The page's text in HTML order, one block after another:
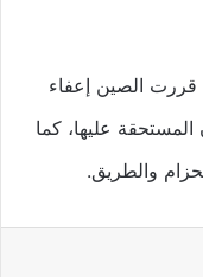
قررت الصين إعفاء
الديون المستحقة عليها، كما
والطريق.